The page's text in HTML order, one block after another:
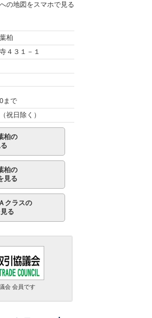
の地図をスマホで見る
柏
４３１－１
まで
祝日除く）
柏の
柏の
見る
クラスの
る
会 会員です
年式 2022年